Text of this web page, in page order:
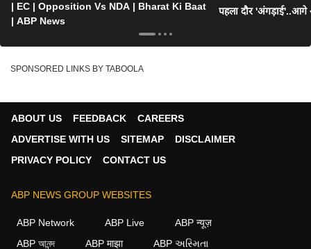
| EC | Opposition Vs NDA | Bharat Ki Baat
| ABP News
पहला दौर 'अंगड़ाई'..आगे
SPONSORED LINKS BY TABOOLA
ABOUT US FEEDBACK
CAREERS
ADVERTISE WITH US
SITEMAP
DISCLAIMER
PRIVACY POLICY
CONTACT US
ABP NEWS GROUP WEBSITES
ABP Network ABP Live
ABP न्यूज़
ABP আনন্দ
ABP माझा ABP અસ્મિતા